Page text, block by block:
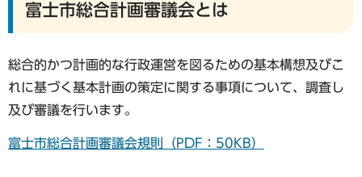
富士市総合計画審議会とは
総合的かつ計画的な行政運営を図るための基本構想及びこ
れに基づく基本計画の策定に関する事項について、調査し
及び審議を行います。
富士市総合計画審議会規則（PDF：50KB）